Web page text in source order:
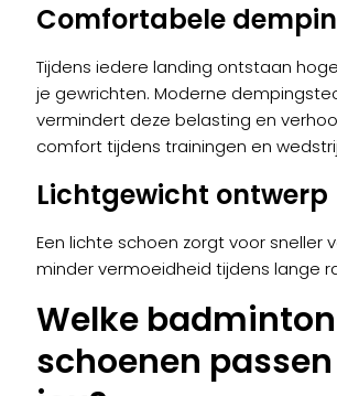
Comfortabele
Tijdens iedere landing ontstaan
je gewrichten. Moderne
vermindert deze belasting en
comfort tijdens trainingen en
Lichtgewicht ontwerp
Een lichte schoen zorgt voor sneller
minder vermoeidheid tijdens lange
Welke badminton
schoenen